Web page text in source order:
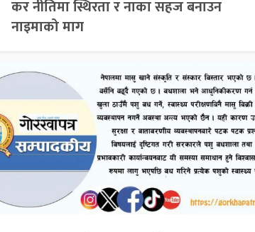
कर नीतिमा स्थिरता र नाका सहज बनाउन
नाइमाको माग